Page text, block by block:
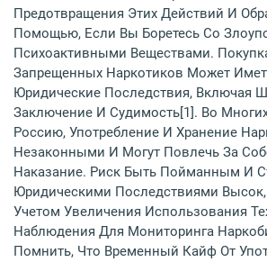
Предотвращения Этих Действий И
Помощью, Если Вы Боретесь Со
Психоактивными Веществами.
Запрещенных Наркотиков Может
Юридические Последствия, Включая
Заключение И Судимость[1]. Во
Россию, Употребление И Хранение
Незаконными И Могут Повлечь За
Наказание. Риск Быть Пойманным И
Юридическими Последствиями
Учетом Увеличения Использования
Наблюдения Для Мониторинга
Помнить, Что Временный Кайф От